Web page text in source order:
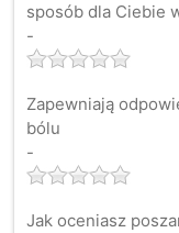
sposób dla Ciebie
-
Zapewniają
bólu
-
Jak oceniasz